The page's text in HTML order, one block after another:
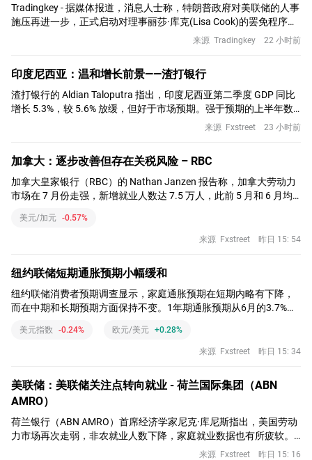
Tradingkey - 据媒体报道，消息人士称，特朗普政府对美联储的人事
施压再进一步，正式启动对理事丽莎·库克(Lisa Cook)的罢免程序。
白宫以未经司法证实的抵押贷款欺诈指控为由，向库克发出申辩通
知，要求其三周内回应指控。这是去年首次罢免被法院驳回后，特
据悉，该事件的导火索是联邦最高法院6月作出的5:4裁决。这份判
决一方面守住了美联
来源 Tradingkey 22 小时前
印度尼西亚：温和增长前景——渣打银行
渣打银行的 Aldian Taloputra 指出，印度尼西亚第二季度 GDP 同比
增长 5.3%，较 5.6% 放缓，但好于市场预期。强于预期的上半年数
据促使该行将其 2026 年 GDP 预测上调至 5.3%。
来源 Fxstreet 23 小时前
加拿大：逐步改善但存在关税风险 – RBC
加拿大皇家银行（RBC）的 Nathan Janzen 报告称，加拿大劳动力
市场在 7 月份走强，新增就业人数达 7.5 万人，此前 5 月和 6 月均
美元/加元 -0.57%
来源 Fxstreet 昨日 15: 54
纽约联储短期通胀预期小幅缓和
纽约联储消费者预期调查显示，家庭通胀预期在短期内略有下降，
而在中期和长期预期方面保持不变。1年期通胀预期从6月的3.7%降
美元指数 -0.24% 欧元/美元 +0.28%
来源 Fxstreet 昨日 15: 34
美联储：美联储关注点转向就业 - 荷兰国际集团（ABN
AMRO）
荷兰银行（ABN AMRO）首席经济学家尼克·库尼斯指出，美国劳动
力市场再次走弱，非农就业人数下降，家庭就业数据也有所疲软。
他表示，失业率下降是因为劳动力参与率降至数十年来的低点，这
来源 Fxstreet 昨日 15: 16